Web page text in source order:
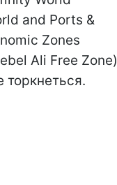
and Ports &
Zones
Ali Free Zone)
торкнеться.